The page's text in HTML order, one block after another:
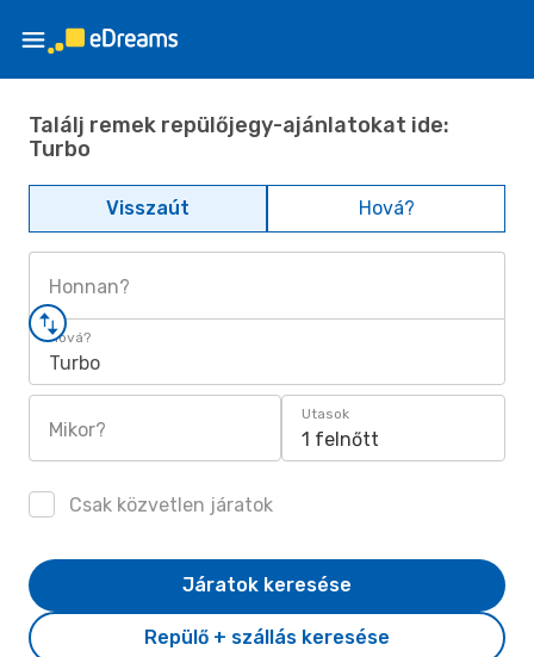
Találj remek repülőjegy-ajánlatokat ide:
Turbo
Visszaút Hová?
Honnan?
Hová?
Turbo
Mikor?
Utasok
1 felnőtt
Csak közvetlen járatok
Repülő + szállás keresése
Járatok keresése